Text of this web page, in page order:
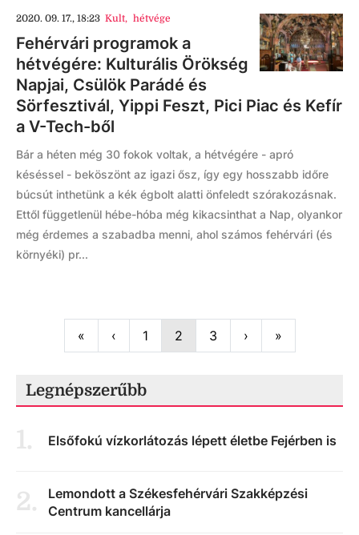
2020. 09. 17., 18:23 Kult, hétvége
Fehérvári programok a
hétvégére: Kulturális Örökség
Napjai, Csülök Parádé és
Sörfesztivál, Yippi Feszt, Pici Piac és Kefír
a V-Tech-ből
Bár a héten még 30 fokok voltak, a hétvégére - apró
késéssel - beköszönt az igazi ősz, így egy hosszabb időre
búcsút inthetünk a kék égbolt alatti önfeledt szórakozásnak.
Ettől függetlenül hébe-hóba még kikacsinthat a Nap, olyankor
még érdemes a szabadba menni, ahol számos fehérvári (és
környéki) pr...
«First ‹Previous
1 2 3 ›Next»Last
Legnépszerűbb
1. Elsőfokú vízkorlátozás lépett életbe Fejérben is
2.
Lemondott a Székesfehérvári Szakképzési
Centrum kancellárja